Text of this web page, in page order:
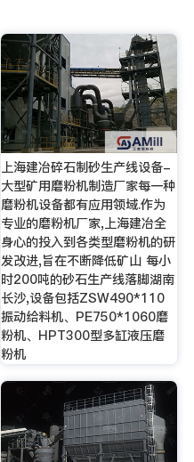
上海建冶碎石制砂生产线设备-
大型矿用磨粉机制造厂家每一种
磨粉机设备都有应用领域.作为
专业的磨粉机厂家,上海建冶全
身心的投入到各类型磨粉机的研
发改进,旨在不断降低矿山 每小
时200吨的砂石生产线落脚湖南
长沙,设备包括ZSW490*110
振动给料机、PE750*1060磨
粉机、HPT300型多缸液压磨
粉机